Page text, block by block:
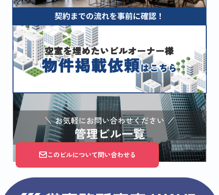
このビルについて問い合わせる